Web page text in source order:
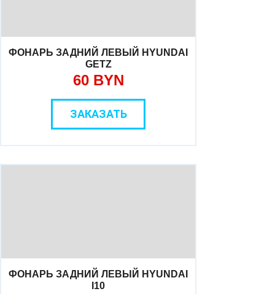
ФОНАРЬ ЗАДНИЙ ЛЕВЫЙ HYUNDAI
GETZ
60 BYN
ЗАКАЗАТЬ
ФОНАРЬ ЗАДНИЙ ЛЕВЫЙ HYUNDAI
I10